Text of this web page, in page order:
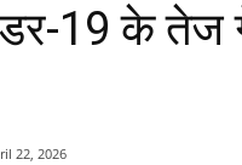
19 के तेज
22, 2026